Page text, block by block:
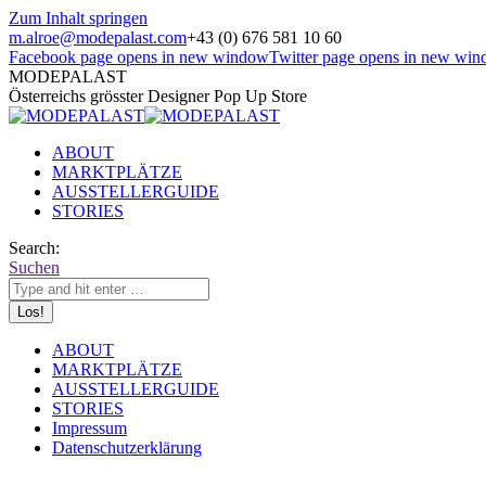
Zum Inhalt springen
m.alroe@modepalast.com+43 (0) 676 581 10 60
Facebook page opens in new windowTwitter page opens in new
MODEPALAST
Österreichs grösster Designer Pop Up Store
ABOUT
MARKTPLÄTZE
AUSSTELLERGUIDE
STORIES
Search:
Suchen
ABOUT
MARKTPLÄTZE
AUSSTELLERGUIDE
STORIES
Impressum
Datenschutzerklärung